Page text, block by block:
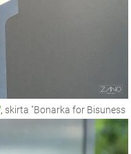
skirta "Bonarka for Bisuness